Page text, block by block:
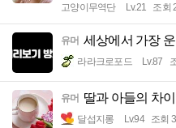
고양이무역단 Lv.21 조회
유머 세상에서 가장
라라크로포드 Lv.87
유머 딸과 아들의 차
달섭지롱 Lv.94 조회